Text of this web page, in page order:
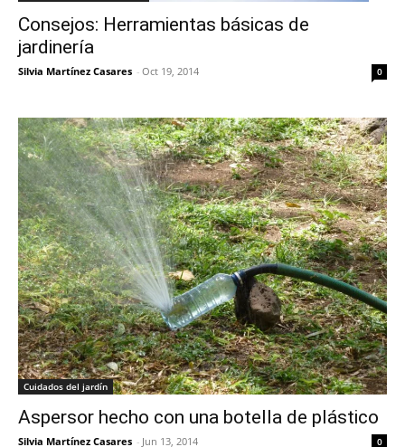
Consejos: Herramientas básicas de
jardinería
Silvia Martínez Casares - Oct 19, 2014 0
Cuidados del jardín
Aspersor hecho con una botella de plástico
Silvia Martínez Casares - Jun 13, 2014 0